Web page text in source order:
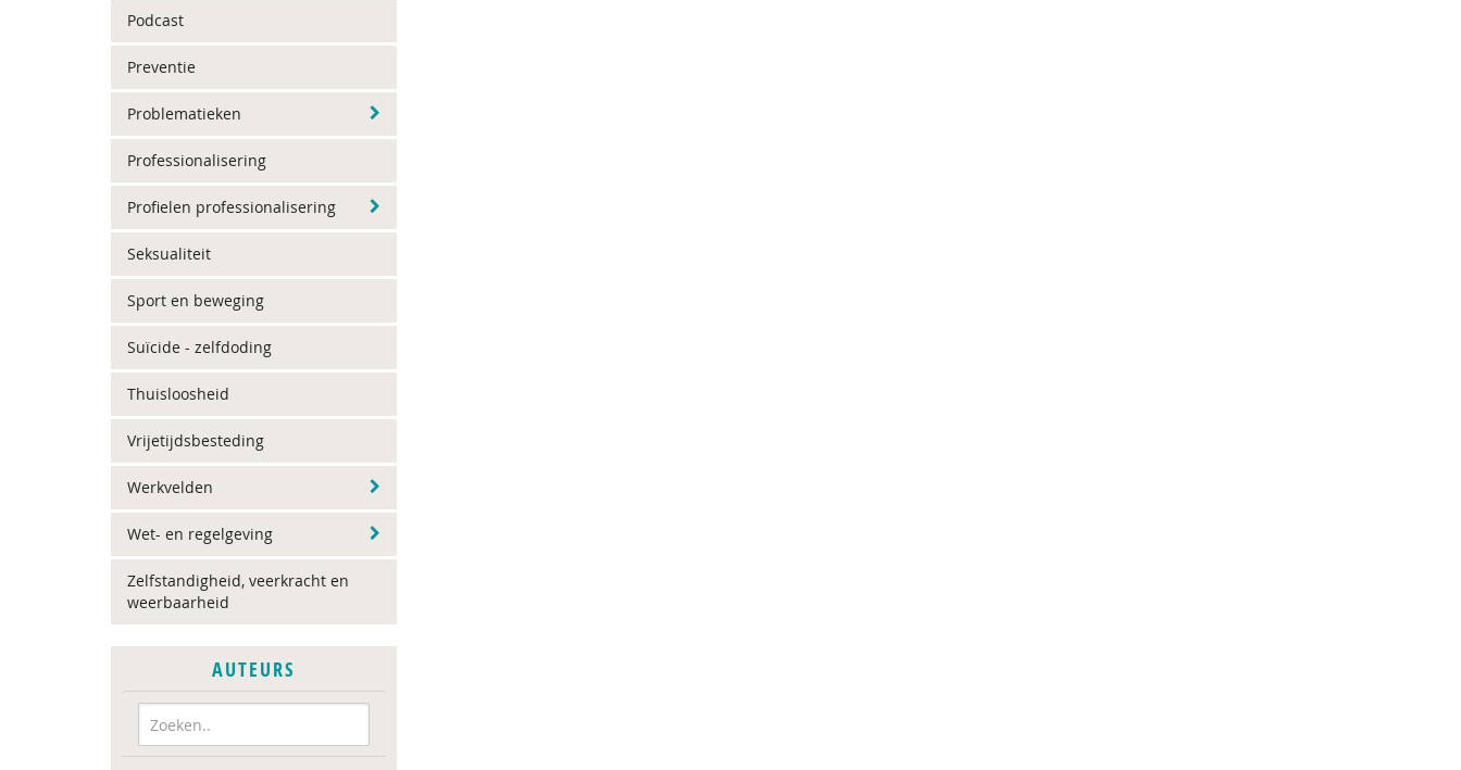
Podcast
Preventie
Problematieken
Professionalisering
Profielen professionalisering
Seksualiteit
Sport en beweging
Suïcide - zelfdoding
Thuisloosheid
Vrijetijdsbesteding
Werkvelden
Wet- en regelgeving
Zelfstandigheid, veerkracht en
weerbaarheid
AUTEURS